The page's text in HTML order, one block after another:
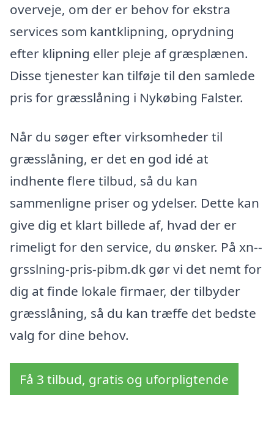
overveje, om der er behov for ekstra
services som kantklipning, oprydning
efter klipning eller pleje af græsplænen.
Disse tjenester kan tilføje til den samlede
pris for græsslåning i Nykøbing Falster.
Når du søger efter virksomheder til
græsslåning, er det en god idé at
indhente flere tilbud, så du kan
sammenligne priser og ydelser. Dette kan
give dig et klart billede af, hvad der er
rimeligt for den service, du ønsker. På xn--
grsslning-pris-pibm.dk gør vi det nemt for
dig at finde lokale firmaer, der tilbyder
græsslåning, så du kan træffe det bedste
valg for dine behov.
Få 3 tilbud, gratis og uforpligtende